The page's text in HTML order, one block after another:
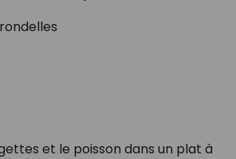
et le poisson dans un plat à